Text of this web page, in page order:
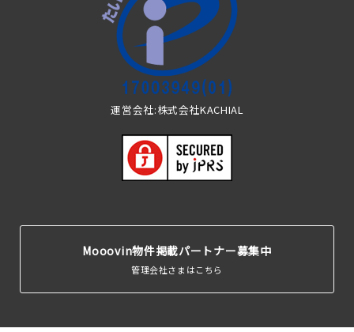
運営会社:株式会社KACHIAL
Mooovin物件掲載パートナー募集中
管理会社さまはこちら